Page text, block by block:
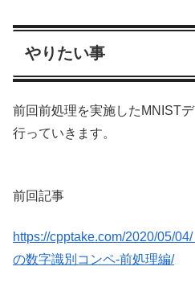
やりたい事
前回前処理を実施したMNIST
行っていきます。
前回記事
https://cpptake.com/2020/05/
の数字識別コンペ-前処理編/